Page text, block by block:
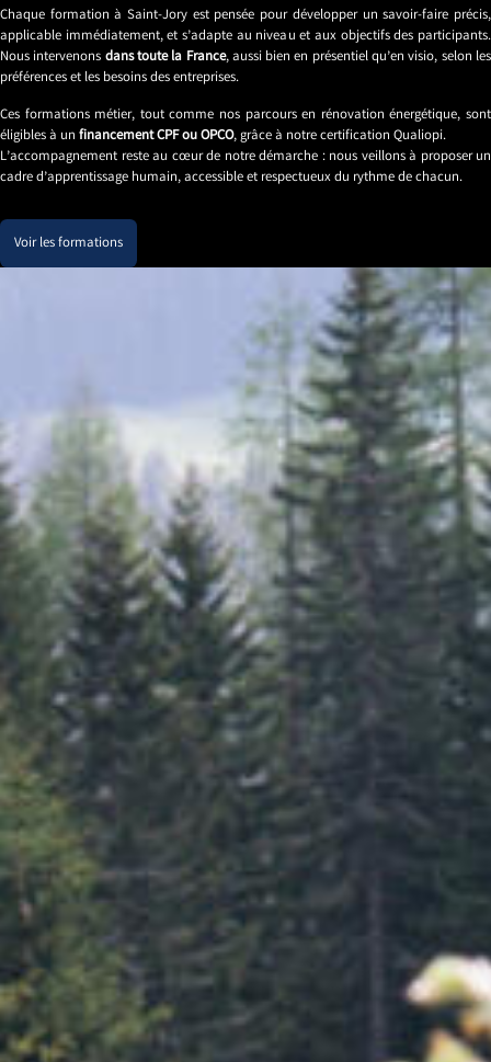
Chaque formation à Saint-Jory est pensée pour développer un savoir-faire précis,
applicable immédiatement, et s’adapte au niveau et aux objectifs des participants.
Nous intervenons dans toute la France, aussi bien en présentiel qu’en visio, selon les
préférences et les besoins des entreprises.
Ces formations métier, tout comme nos parcours en rénovation énergétique, sont
éligibles à un financement CPF ou OPCO, grâce à notre certification Qualiopi.
L’accompagnement reste au cœur de notre démarche : nous veillons à proposer un
cadre d’apprentissage humain, accessible et respectueux du rythme de chacun.
Voir les formations